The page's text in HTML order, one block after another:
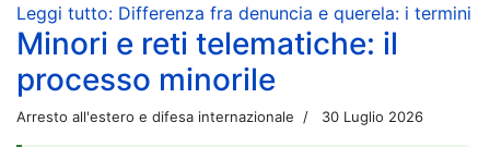
Leggi tutto: Differenza fra denuncia e querela: i termini
Minori e reti telematiche: il
processo minorile
Arresto all'estero e difesa internazionale 30 Luglio 2026